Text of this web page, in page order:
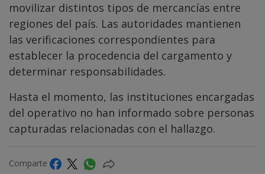
movilizar distintos tipos de mercancías entre
regiones del país. Las autoridades mantienen
las verificaciones correspondientes para
establecer la procedencia del cargamento y
determinar responsabilidades.
Hasta el momento, las instituciones encargadas
del operativo no han informado sobre personas
capturadas relacionadas con el hallazgo.
Comparte